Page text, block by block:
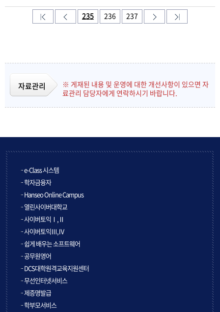
235 236 237
자료관리
※ 게재된 내용 및 운영에 대한 개선사항이 있으면 자
료관리 담당자에게 연락하시기 바랍니다.
e-Class 시스템
학자금융자
Hanseo Online Campus
열린사이버대학교
사이버토익Ⅰ,Ⅱ
사이버토익Ⅲ,Ⅳ
쉽게 배우는 소프트웨어
공무원영어
DCS대학원격교육지원센터
무선인터넷서비스
제증명발급
학부모서비스